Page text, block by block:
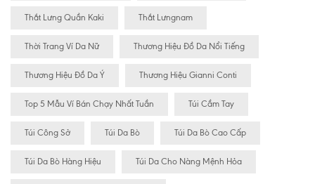
Thắt Lưng Quần Kaki Thắt Lưngnam
Thời Trang Ví Da Nữ Thương Hiệu Đồ Da Nổi Tiếng
Thương Hiệu Đồ Da Ý Thương Hiệu Gianni Conti
Top 5 Mẫu Ví Bán Chạy Nhất Tuần Túi Cầm Tay
Túi Công Sở Túi Da Bò Túi Da Bò Cao Cấp
Túi Da Bò Hàng Hiệu Túi Da Cho Nàng Mệnh Hỏa